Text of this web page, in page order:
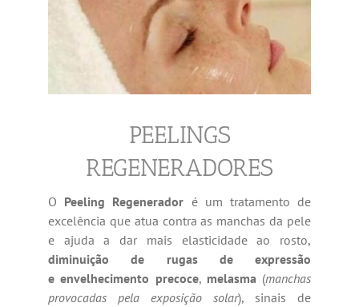
PEELINGS
REGENERADORES
O Peeling Regenerador é um tratamento de
excelência que atua contra as manchas da pele
e ajuda a dar mais elasticidade ao rosto,
diminuição de rugas de expressão
eenvelhecimento precoce, melasma(manchas
provocadas pela exposição solar), sinais de